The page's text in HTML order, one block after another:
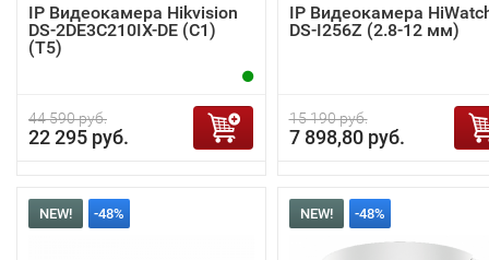
IP Видеокамера Hikvision
DS-2DE3C210IX-DE (C1)
(T5)
44 590 руб.
22 295 руб.
IP Видеокамера
DS-I256Z (2.8-12 мм)
15 190 руб.
7 898,80 руб.
NEW! -48% NEW! -48%